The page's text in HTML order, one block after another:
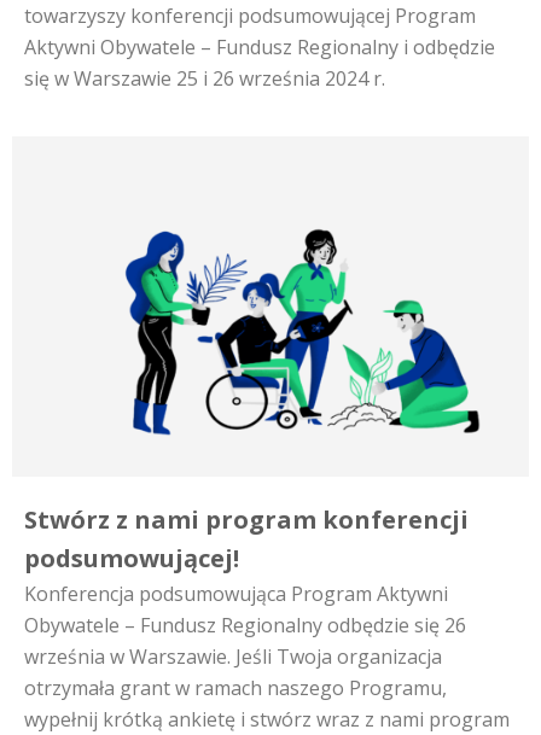
towarzyszy konferencji podsumowującej Program
Aktywni Obywatele – Fundusz Regionalny i odbędzie
się w Warszawie 25 i 26 września 2024 r.
Stwórz z nami program konferencji
podsumowującej!
Konferencja podsumowująca Program Aktywni
Obywatele – Fundusz Regionalny odbędzie się 26
września w Warszawie. Jeśli Twoja organizacja
otrzymała grant w ramach naszego Programu,
wypełnij krótką ankietę i stwórz wraz z nami program